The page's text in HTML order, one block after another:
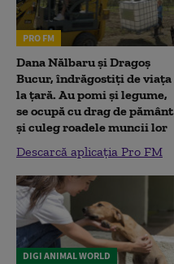
PRO FM
Dana Nălbaru și Dragoș
Bucur, îndrăgostiți de viața
la țară. Au pomi și legume,
se ocupă cu drag de pământ
și culeg roadele muncii lor
Descarcă aplicația Pro FM
DIGI ANIMAL WORLD